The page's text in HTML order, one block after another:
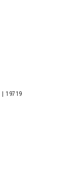
19719